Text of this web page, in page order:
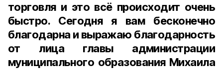
торговля и это всё происходит очень
быстро. Сегодня я вам бесконечно
благодарна и выражаю благодарность
от лица главы администрации
муниципального образования Михаила